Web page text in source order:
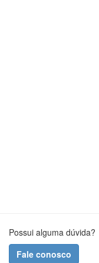
Possui alguma dúvida?
Fale conosco